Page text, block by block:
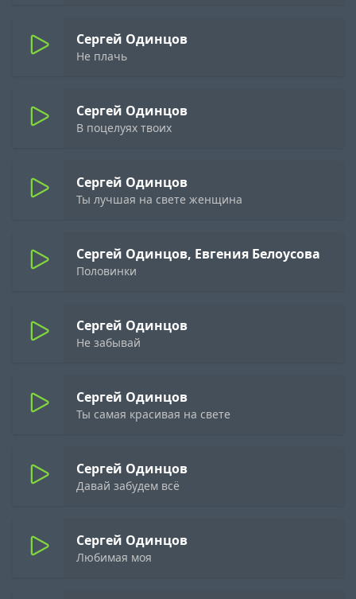
Сергей Одинцов
Не плачь
Сергей Одинцов
В поцелуях твоих
Сергей Одинцов
Ты лучшая на свете женщина
Сергей Одинцов, Евгения Белоусова
Половинки
Сергей Одинцов
Не забывай
Сергей Одинцов
Ты самая красивая на свете
Сергей Одинцов
Давай забудем всё
Сергей Одинцов
Любимая моя